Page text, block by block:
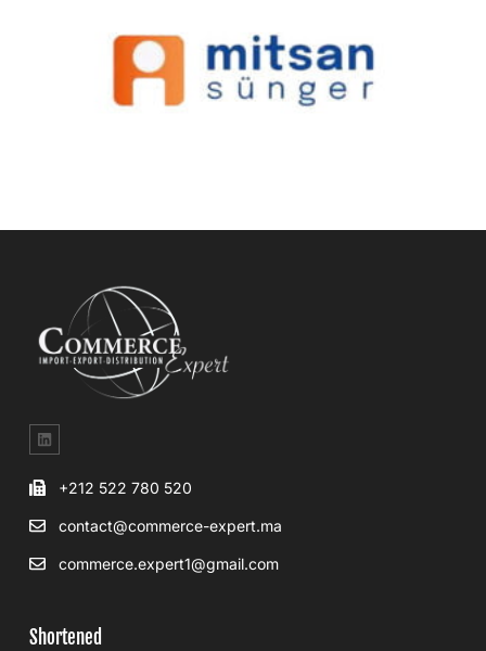
+212 522 780 520
contact@commerce-expert.ma
commerce.expert1@gmail.com
Shortened